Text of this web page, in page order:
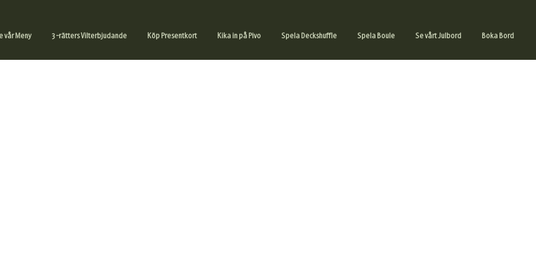
vår Meny 3-rätters Vilterbjudande Köp Presentkort Kika in på Pivo Spela Deckshuffle Spela Boule Se vårt Julbord Boka Bord